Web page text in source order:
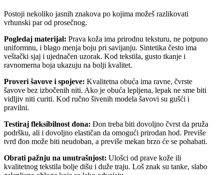
Postoji nekoliko jasnih znakova po kojima možeš razlikovati
vrhunski par od prosečnog.
Pogledaj materijal: Prava koža ima prirodnu teksturu, ne potpuno
uniformnu, i blago menja boju pri savijanju. Sintetika često ima
veštački sjaj i ujednačen uzorak. Kod tekstila, gusto tkanje i
ravnomerna boja ukazuju na bolji kvalitet.
Proveri šavove i spojeve: Kvalitetna obuća ima ravne, čvrste
šavove bez izbočenih niti. Ako je obuća lepljena, lepak ne sme biti
vidljiv niti curiti. Kod ručno šivenih modela šavovi su gušći i
pravilni.
Testiraj fleksibilnost đona: Đon treba biti dovoljno čvrst da pruža
podršku, ali i dovoljno elastičan da omogući prirodan hod. Previše
tvrd đon može biti neudoban, a previše mekan brzo će se pohabati.
Obrati pažnju na unutrašnjost: Ulošci od prave kože ili
kvalitetnog tekstila bolje dišu i duže traju. Loš znak su tanke, slabo